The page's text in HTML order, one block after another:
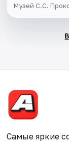
Музей С.С.
Самые яркие